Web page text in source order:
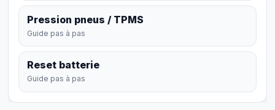
Pression pneus / TPMS
Guide pas à pas
Reset batterie
Guide pas à pas